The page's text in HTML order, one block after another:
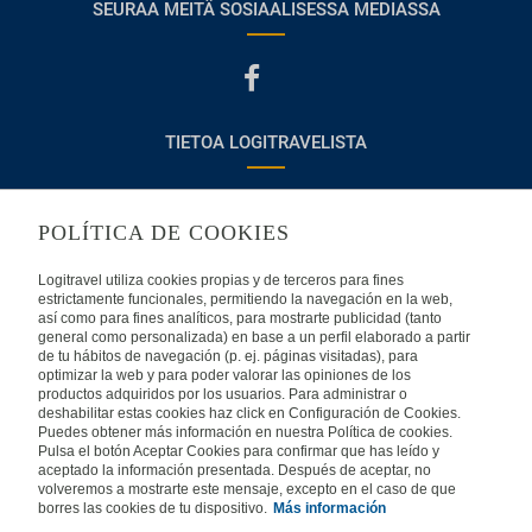
SEURAA MEITÄ SOSIAALISESSA MEDIASSA
TIETOA LOGITRAVELISTA
Oikeudellinen huomautus Yleiset valmismatkaehdot
Evästekäytäntömme
MUISSA MAISSA
Espanja Portugali Italia
POLÍTICA DE COOKIES
Logitravel utiliza cookies propias y de terceros para fines
estrictamente funcionales, permitiendo la navegación en la web,
así como para fines analíticos, para mostrarte publicidad (tanto
general como personalizada) en base a un perfil elaborado a partir
de tu hábitos de navegación (p. ej. páginas visitadas), para
optimizar la web y para poder valorar las opiniones de los
productos adquiridos por los usuarios. Para administrar o
deshabilitar estas cookies haz click en Configuración de Cookies.
Puedes obtener más información en nuestra Política de cookies.
Pulsa el botón Aceptar Cookies para confirmar que has leído y
aceptado la información presentada. Después de aceptar, no
volveremos a mostrarte este mensaje, excepto en el caso de que
borres las cookies de tu dispositivo. Más información